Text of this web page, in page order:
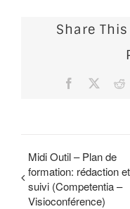
Share
Facebook
Midi Outil – Plan de
formation: rédaction et
suivi (Competentia –
Visioconférence)